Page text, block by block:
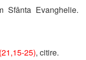
Sfânta Evanghelie.
(21,15-25), citire.